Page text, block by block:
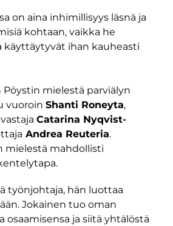
on aina inhimillisyys läsnä ja
kohtaan, vaikka he
käyttäytyvät ihan kauheasti
Pöystin mielestä parviälyn
vuoroin Shanti Roneyta,
Catarina Nyqvist-
Andrea Reuteria.
mielestä mahdollisti
työnjohtaja, hän luottaa
Jokainen tuo oman
osaamisensa ja siitä yhtälöstä